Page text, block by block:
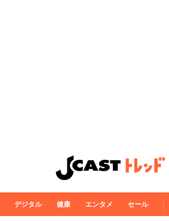
デジタル 健康 エンタメ セール